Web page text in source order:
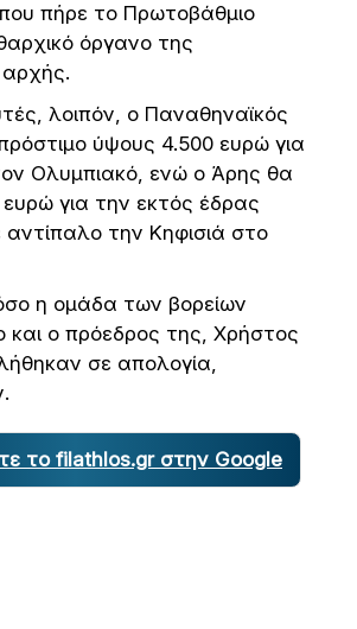
πήρε το Πρωτοβάθμιο
όργανο της
αρχής.
λοιπόν, ο Παναθηναϊκός
ύψους 4.500 ευρώ για
Ολυμπιακό, ενώ ο Άρης θα
για την εκτός έδρας
την Κηφισιά στο
η ομάδα των βορείων
και ο πρόεδρος της, Χρήστος
σε απολογία,
το filathlos.gr στην Google